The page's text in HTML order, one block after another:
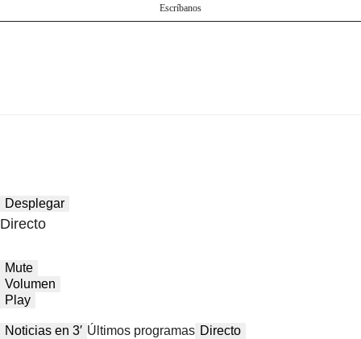
Escríbanos
Desplegar
Directo
Mute
Volumen
Play
Noticias en 3′ Últimos programas Directo